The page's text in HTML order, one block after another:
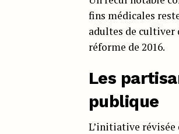
fins médicales
adultes de cultiver
réforme de 2016.
Les
publique
L’initiative révisée